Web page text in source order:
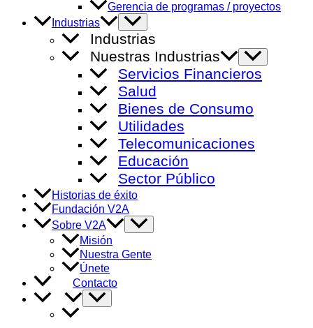
Gerencia de programas / proyectos
Industrias
Alternar
menú
Industrias
Nuestras Industrias
Alternar
menú
Servicios Financieros
Salud
Bienes de Consumo
Utilidades
Telecomunicaciones
Educación
Sector Público
Historias de éxito
Fundación V2A
Sobre V2A
Alternar
menú
Misión
Nuestra Gente
Únete
Contacto
Alternar
menú